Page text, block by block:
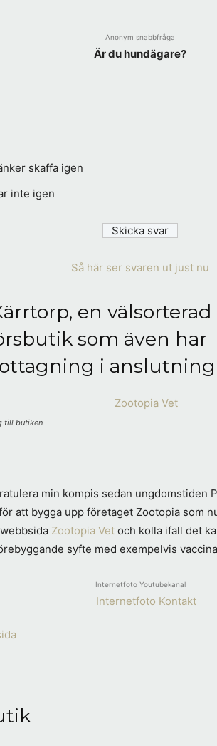
Anonym snabbfråga
Är du hundägare?
skaffa igen
inte igen
Så här ser svaren ut just nu
en välsorterad
som även har
i
till butiken
min kompis sedan ungdomstiden
att bygga upp företaget Zootopia som
Zootopia Vet och kolla ifall det
syfte med exempelvis
Internetfoto Youtubekanal